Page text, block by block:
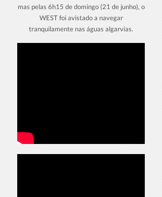
mas pelas 6h15 de domingo (21 de junho), o
WEST foi avistado a navegar
tranquilamente nas águas algarvias.